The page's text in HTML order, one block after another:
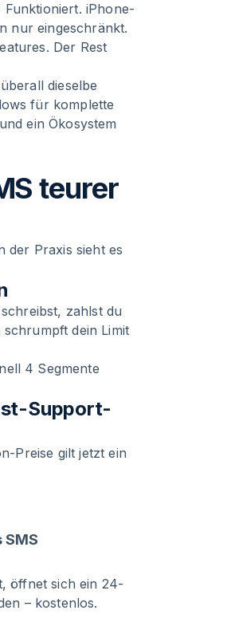
Funktioniert. iPhone-
nur eingeschränkt.
Der Rest
dieselbe
für komplette
ein Ökosystem
teurer
der Praxis sieht es
zahlst du
dein Limit
4 Segmente
Support-
Preise gilt jetzt ein
SMS
öffnet sich ein 24-
– kostenlos.